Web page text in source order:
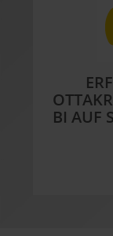
BI AUF